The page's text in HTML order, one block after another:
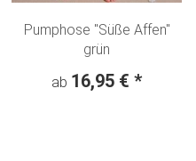
Pumphose "Süße Affen"
grün
ab 16,95 € *